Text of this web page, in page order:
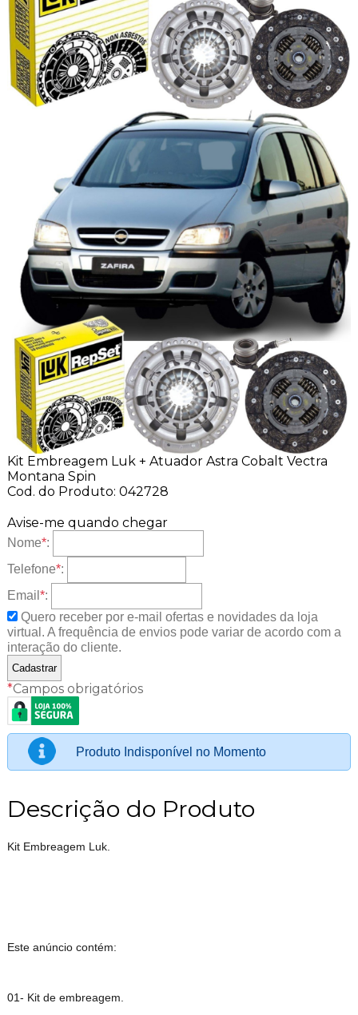
Kit Embreagem Luk + Atuador Astra Cobalt Vectra
Montana Spin
Cod. do Produto: 042728
Avise-me quando chegar
Nome*:
Telefone*:
Email *:
Quero receber por e-mail ofertas e novidades da loja
virtual. A frequência de envios pode variar de acordo com a
interação do cliente.
*Campos obrigatórios
Produto Indisponível no Momento
Descrição do Produto
Kit Embreagem Luk.
Este anúncio contém:
01- Kit de embreagem.